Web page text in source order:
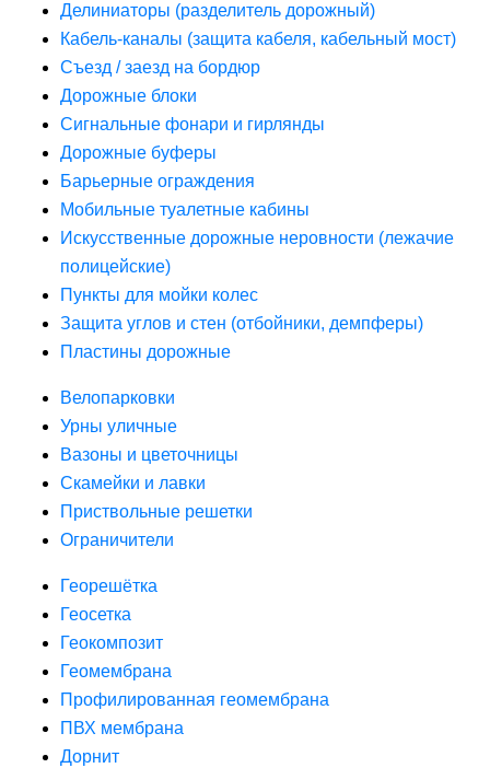
Делиниаторы (разделитель дорожный)
Кабель-каналы (защита кабеля, кабельный мост)
Съезд / заезд на бордюр
Дорожные блоки
Сигнальные фонари и гирлянды
Дорожные буферы
Барьерные ограждения
Мобильные туалетные кабины
Искусственные дорожные неровности (лежачие
полицейские)
Пункты для мойки колес
Защита углов и стен (отбойники, демпферы)
Пластины дорожные
Велопарковки
Урны уличные
Вазоны и цветочницы
Скамейки и лавки
Приствольные решетки
Ограничители
Георешётка
Геосетка
Геокомпозит
Геомембрана
Профилированная геомембрана
ПВХ мембрана
Дорнит